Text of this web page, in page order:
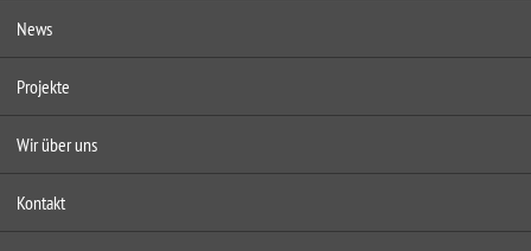
News
Projekte
Wir über uns
Kontakt